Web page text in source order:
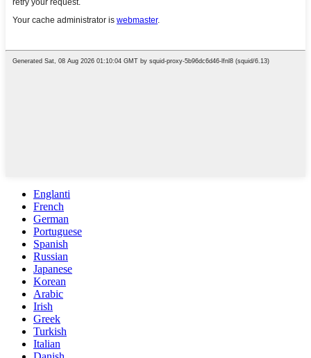
Englanti
French
German
Portuguese
Spanish
Russian
Japanese
Korean
Arabic
Irish
Greek
Turkish
Italian